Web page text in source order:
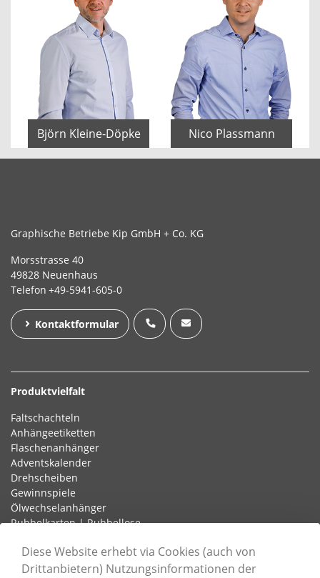
Björn Kleine-Döpke Nico Plassmann
Graphische Betriebe Kip GmbH + Co. KG
Morsstrasse 40
49828 Neuenhaus
Telefon +49-5941-605-0
Kontaktformular
Produktvielfalt
Faltschachteln
Anhängeetiketten
Flaschenanhänger
Adventskalender
Drehscheiben
Gewinnspiele
Ölwechselanhänger
Rubbelkarten | Rubbellose
Diese Website erhebt via Cookies (auch von
Drittanbietern) Nutzungsinformationen der